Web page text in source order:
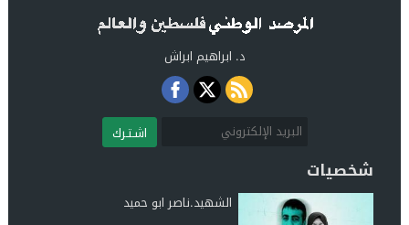
د. ابراهيم ابراش
اشـتـرك
شخصيات
الشهيد.ناصر ابو حميد